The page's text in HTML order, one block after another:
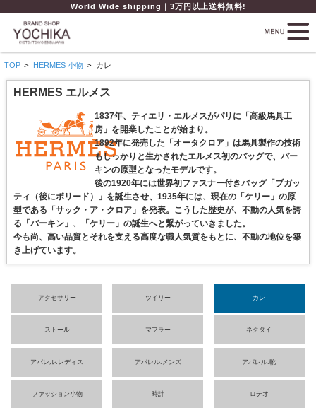
World Wide shipping｜3万円以上送料無料!
TOP > HERMES 小物 > カレ
HERMES エルメス
1837年、ティエリ・エルメスがパリに「高級馬具工
房」を開業したことが始まり。
1892年に発売した「オータクロア」は馬具製作の技術
もしっかりと生かされたエルメス初のバッグで、バー
キンの原型となったモデルです。
後の1920年には世界初ファスナー付きバッグ「ブガッ
ティ（後にボリード）」を誕生させ、1935年には、現在の「ケリー」の原
型である「サック・ア・クロア」を発表。こうした歴史が、不動の人気を誇
る「バーキン」、「ケリー」の誕生へと繋がっていきました。
今も尚、高い品質とそれを支える高度な職人気質をもとに、不動の地位を築
き上げています。
アクセサリー ツイリー カレ
ストール マフラー ネクタイ
アパレル:レディス アパレル:メンズ アパレル:靴
ファッション小物 時計 ロデオ